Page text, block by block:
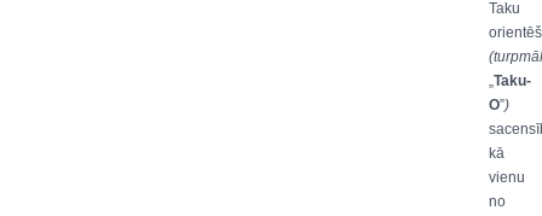
Taku
„Taku-
O”)
kā
vienu
no